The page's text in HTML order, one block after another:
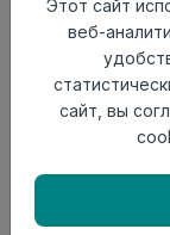
группа
Толщина
8
Поверхность
Страна
происхождения
комплекта
Осталось159
Этот сайт
веб-
сайт, вы